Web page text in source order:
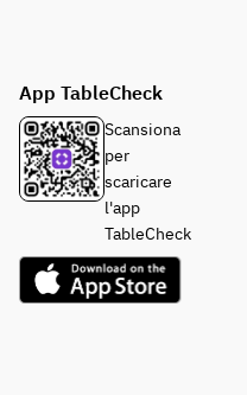
App TableCheck
Scansiona
per
scaricare
l'app
TableCheck